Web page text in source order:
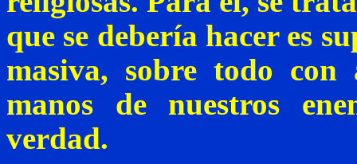
que se debería hacer es
masiva, sobre todo con
manos de nuestros
verdad.